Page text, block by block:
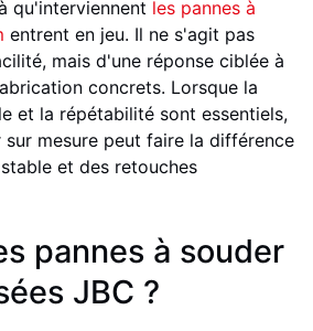
qu'interviennent les pannes à
entrent en jeu. Il ne s'agit pas
mais d'une réponse ciblée à
concrets. Lorsque la
et la répétabilité sont essentiels,
sur mesure peut faire la différence
et des retouches
pannes à souder
JBC ?